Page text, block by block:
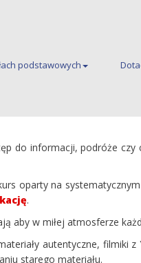
podstawowych
do informacji, podróże
oparty na
.
aby w miłej atmosferze
autentyczne, filmiki
starego materiału.